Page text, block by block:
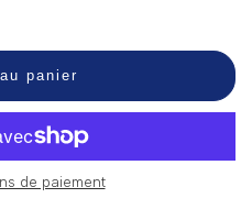
panier
de paiement